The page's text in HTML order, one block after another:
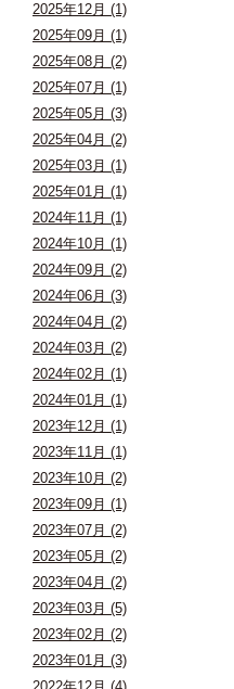
2025年12月 (1)
2025年09月 (1)
2025年08月 (2)
2025年07月 (1)
2025年05月 (3)
2025年04月 (2)
2025年03月 (1)
2025年01月 (1)
2024年11月 (1)
2024年10月 (1)
2024年09月 (2)
2024年06月 (3)
2024年04月 (2)
2024年03月 (2)
2024年02月 (1)
2024年01月 (1)
2023年12月 (1)
2023年11月 (1)
2023年10月 (2)
2023年09月 (1)
2023年07月 (2)
2023年05月 (2)
2023年04月 (2)
2023年03月 (5)
2023年02月 (2)
2023年01月 (3)